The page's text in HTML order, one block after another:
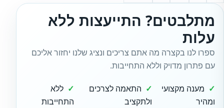
מתלבטים? התייעצות ללא
עלות
ספרו לנו בקצרה מה אתם צריכים ונציג שלנו יחזור אליכם
עם פתרון מדויק וללא התחייבות.
מענה מקצועי
ומהיר
התאמה לצרכים
ולתקציב
ללא
התחייבות